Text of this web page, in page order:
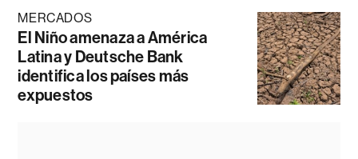
MERCADOS
El Niño amenaza a América
Latina y Deutsche Bank
identifica los países más
expuestos